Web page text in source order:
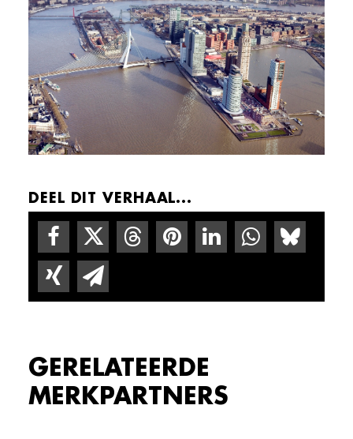
DEEL DIT VERHAAL...
GERELATEERDE
MERKPARTNERS